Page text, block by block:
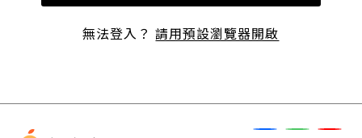
無法登入？請用預設瀏覽器開啟